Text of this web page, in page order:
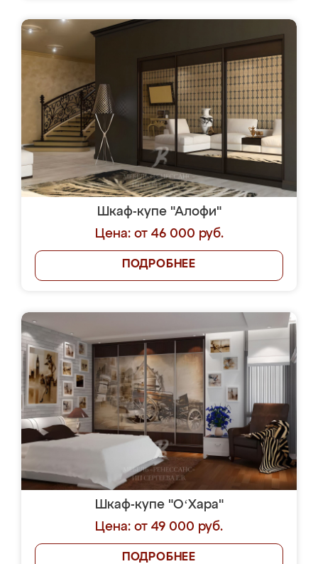
Шкаф-купе "Алофи"
Цена: от 46 000 руб.
ПОДРОБНЕЕ
Шкаф-купе "OʻХара"
Цена: от 49 000 руб.
ПОДРОБНЕЕ